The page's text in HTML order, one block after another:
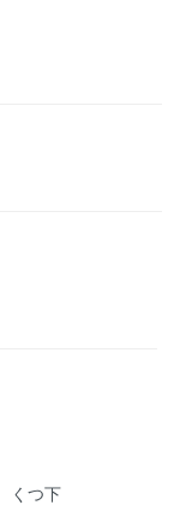
くつ下